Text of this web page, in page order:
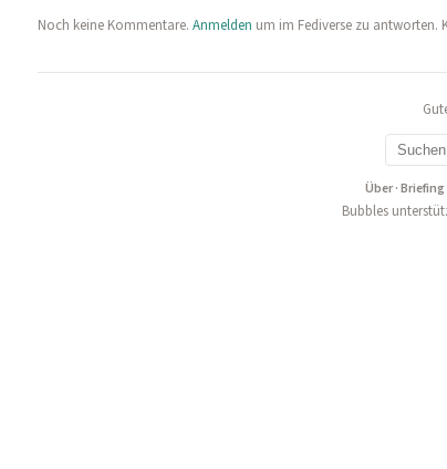
Noch keine Kommentare. Anmelden um im Fediverse zu antworten.
Über·Briefing
Bubbles